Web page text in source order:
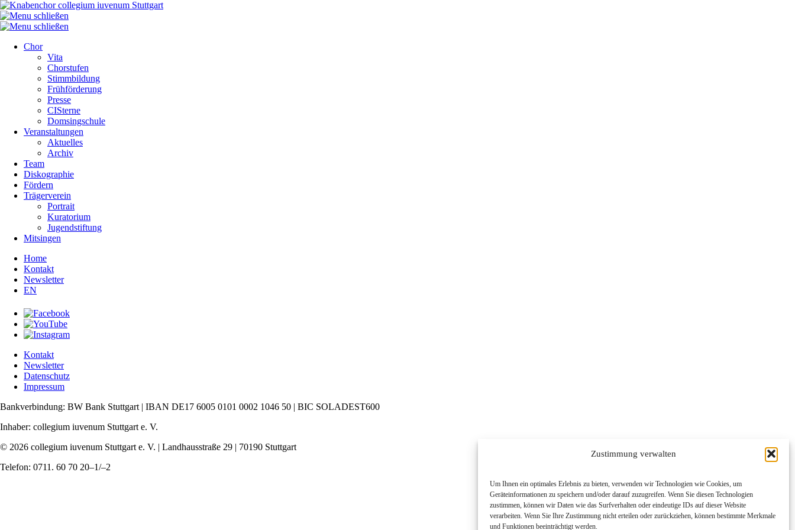
Zustimmung verwalten
Um Ihnen ein optimales Erlebnis zu bieten, verwenden wir Technologien wie Cookies, um
Geräteinformationen zu speichern und/oder darauf zuzugreifen. Wenn Sie diesen Technologien
zustimmen, können wir Daten wie das Surfverhalten oder eindeutige IDs auf dieser Website
verarbeiten. Wenn Sie Ihre Zustimmung nicht erteilen oder zurückziehen, können bestimmte Merkmale
und Funktionen beeinträchtigt werden.
Chor
Vita
Chorstufen
Stimmbildung
Frühförderung
Presse
CISterne
Domsingschule
Veranstaltungen
Aktuelles
Archiv
Team
Diskographie
Fördern
Trägerverein
Portrait
Kuratorium
Jugendstiftung
Mitsingen
Home
Kontakt
Newsletter
EN
Kontakt
Newsletter
Datenschutz
Impressum
Bankverbindung: BW Bank Stuttgart | IBAN DE17 6005 0101 0002 1046 50 | BIC SOLADEST600
Inhaber: collegium iuvenum Stuttgart e. V.
© 2026 collegium iuvenum Stuttgart e. V. | Landhausstraße 29 | 70190 Stuttgart
Telefon: 0711. 60 70 20–1/–2